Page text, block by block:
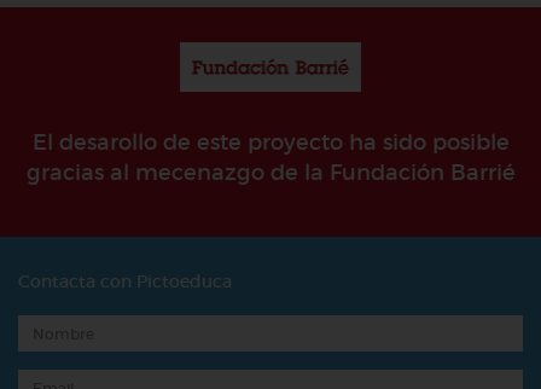
El desarollo de este proyecto ha sido posible
gracias al mecenazgo de la Fundación Barrié
Contacta con Pictoeduca